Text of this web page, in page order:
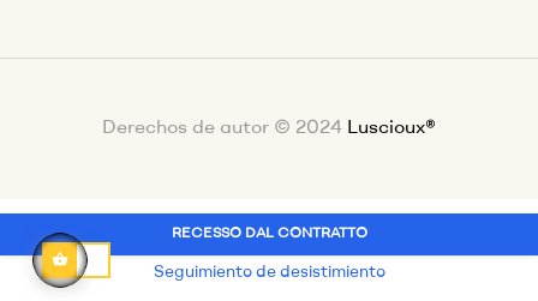
Derechos de autor © 2024 Luscioux®
RECESSO DAL CONTRATTO
Seguimiento de desistimiento